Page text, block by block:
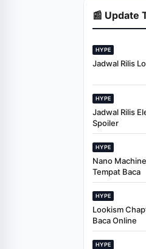
📰 Update
HYPE
Jadwal Rilis
HYPE
Jadwal Rilis
Spoiler
HYPE
Nano
Tempat Baca
HYPE
Lookism
Baca Online
HYPE